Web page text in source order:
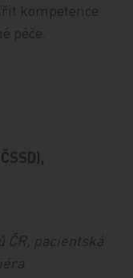
kompetence
péče.
ČR, pacientská